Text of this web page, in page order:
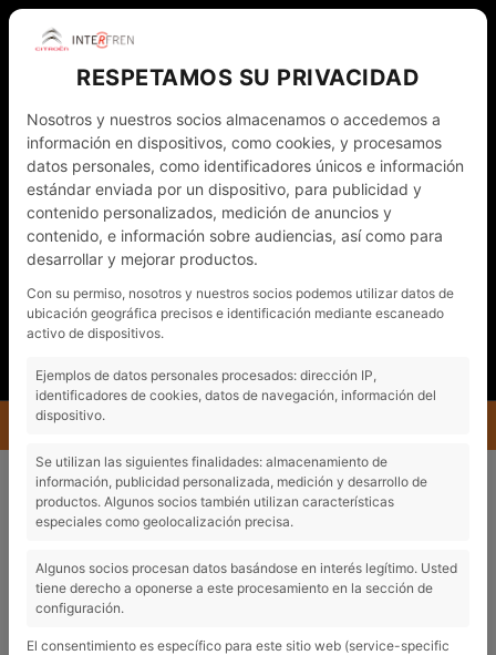
WHATSAPP
NOTICIAS CONTACTO - CITA PRÈVIA
MI CUENTA
MENU
NUEVO C3 AIRCROSS PURETECH 130 S-S SHINE
Previous
Nuevo C3 Aircross PureTech 130 S-S
Shine
Nuevo C3 Aircross PureTech 130 S-S Shine
RESPETAMOS SU PRIVACIDAD
Nosotros y nuestros socios almacenamos o accedemos a
información en dispositivos, como cookies, y procesamos
datos personales, como identificadores únicos e información
estándar enviada por un dispositivo, para publicidad y
contenido personalizados, medición de anuncios y
contenido, e información sobre audiencias, así como para
desarrollar y mejorar productos.
Con su permiso, nosotros y nuestros socios podemos utilizar datos de
ubicación geográfica precisos e identificación mediante escaneado
activo de dispositivos.
Ejemplos de datos personales procesados: dirección IP,
identificadores de cookies, datos de navegación, información del
dispositivo.
Se utilizan las siguientes finalidades: almacenamiento de
información, publicidad personalizada, medición y desarrollo de
productos. Algunos socios también utilizan características
especiales como geolocalización precisa.
Algunos socios procesan datos basándose en interés legítimo. Usted
tiene derecho a oponerse a este procesamiento en la sección de
configuración.
El consentimiento es específico para este sitio web (service-specific